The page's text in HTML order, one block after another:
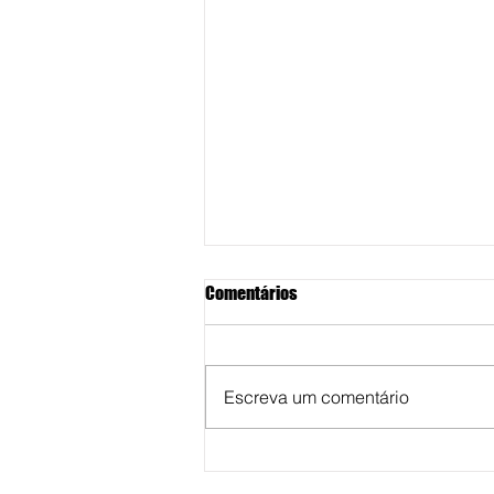
Comentários
Escreva um comentário